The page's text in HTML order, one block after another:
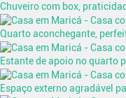
Chuveiro com box,
Quarto aconchegante,
Estante de apoio no quarto
Espaço externo agradável